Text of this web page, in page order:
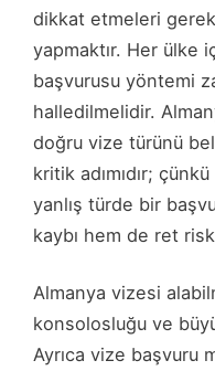
dikkat etmeleri
yapmaktır. Her ülke
başvurusu yöntemi
halledilmelidir.
doğru vize türünü
kritik adımıdır;
yanlış türde bir
kaybı hem de ret
Almanya vizesi
konsolosluğu ve
Ayrıca vize başvuru